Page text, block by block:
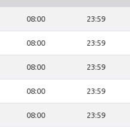
08:00 23:59
08:00 23:59
08:00 23:59
08:00 23:59
08:00 23:59